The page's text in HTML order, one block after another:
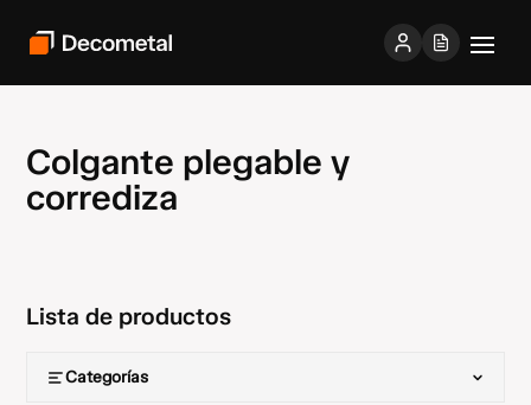
Colgante plegable y
corrediza
Lista de productos
Categorías